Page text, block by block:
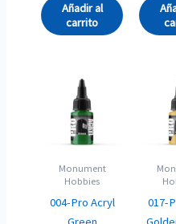
Añadir al
carrito
Monument
Hobbies
004-Pro Acryl
017-